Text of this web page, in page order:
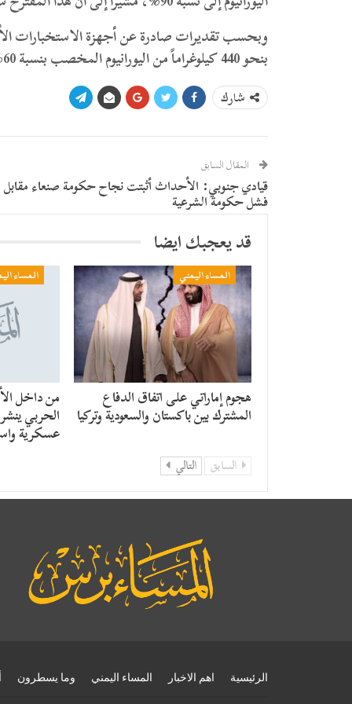
وبحسب تقديرات صادرة عن أجهزة الاستخبارات
بنحو 440 كيلوغراماً من اليورانيوم المخصب بنسبة 60%، وهي كمية تكفي نظرياً لإنتاج ما يقارب عشرة أسلحة نووية.
شارك
المقال السابق
قيادي جنوبي: الأحداث أثبتت نجاح حكومة صنعاء مقابل
فشل حكومة الشرعية
قد يعجبك ايضا
المساء اليمني
هجوم إماراتي على اتفاق الدفاع
المشترك بين باكستان والسعودية وتركيا
المساء
من داخل
الحربي
عسكرية
السابق التالي
الرئيسية اهم الاخبار المساء اليمني وما يسطرون